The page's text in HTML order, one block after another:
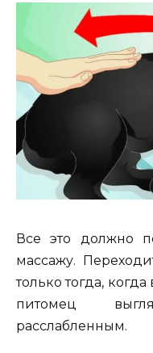
Все это должно
массажу.
только тогда,
питомец
расслабленным.